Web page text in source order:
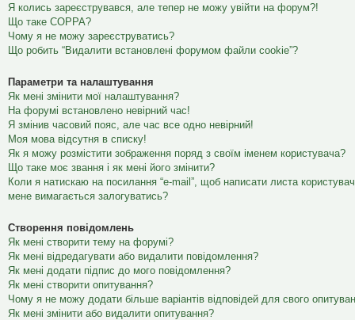
Я колись зареєструвався, але тепер не можу увійти на форум?!
Що таке COPPA?
Чому я не можу зареєструватись?
Що робить “Видалити встановлені форумом файли cookie”?
Параметри та налаштування
Як мені змінити мої налаштування?
На форумі встановлено невірний час!
Я змінив часовий пояс, але час все одно невірний!
Моя мова відсутня в списку!
Як я можу розмістити зображення поряд з своїм іменем користувача?
Що таке моє звання і як мені його змінити?
Коли я натискаю на посилання “e-mail”, щоб написати листа
мене вимагається залогуватись?
Створення повідомлень
Як мені створити тему на форумі?
Як мені відредагувати або видалити повідомлення?
Як мені додати підпис до мого повідомлення?
Як мені створити опитування?
Чому я не можу додати більше варіантів відповідей для свого
Як мені змінити або видалити опитування?